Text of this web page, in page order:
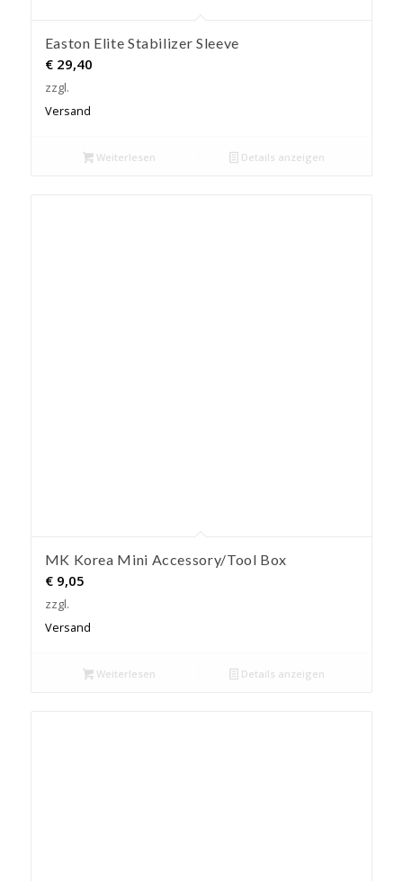
Easton Elite Stabilizer Sleeve
€29,40
zzgl.
Versand
Weiterlesen Details anzeigen
MK Korea Mini Accessory/Tool Box
€9,05
zzgl.
Versand
Weiterlesen Details anzeigen